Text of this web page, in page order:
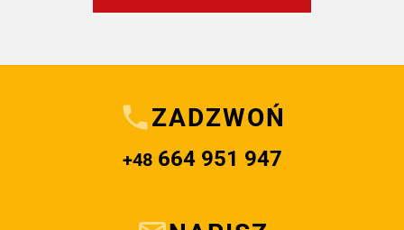
ZADZWOŃ
+48664 951 947